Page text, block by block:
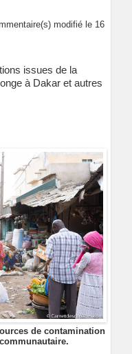
modifié le 16
issues de la
à Dakar et autres
de contamination